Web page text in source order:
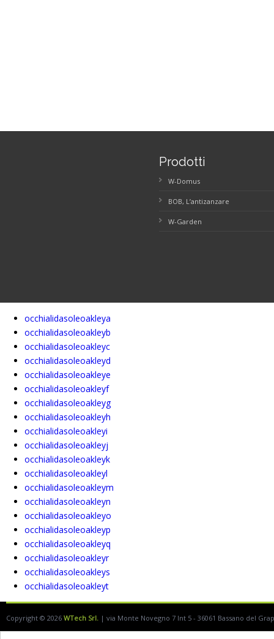
Prodotti
W-Domus
BOB, L’antizanzare
W-Garden
occhialidasoleoakleya
occhialidasoleoakleyb
occhialidasoleoakleyc
occhialidasoleoakleyd
occhialidasoleoakleye
occhialidasoleoakleyf
occhialidasoleoakleyg
occhialidasoleoakleyh
occhialidasoleoakleyi
occhialidasoleoakleyj
occhialidasoleoakleyk
occhialidasoleoakleyl
occhialidasoleoakleym
occhialidasoleoakleyn
occhialidasoleoakleyo
occhialidasoleoakleyp
occhialidasoleoakleyq
occhialidasoleoakleyr
occhialidasoleoakleys
occhialidasoleoakleyt
Copyright © 2026 WTech Srl. | via Monte Novegno 7 Int 5 - 36061 Bassano del